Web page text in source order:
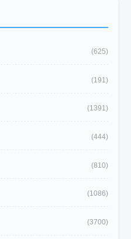
(625)
(191)
(1391)
(444)
(810)
(1086)
(3700)